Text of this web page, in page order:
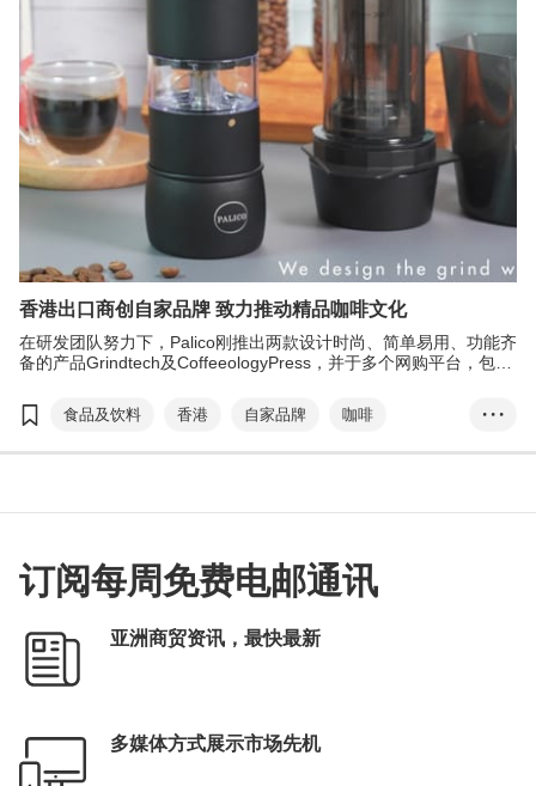
香港出口商创自家品牌 致力推动精品咖啡文化
在研发团队努力下，Palico刚推出两款设计时尚、简单易用、功能齐
备的产品Grindtech及CoffeeologyPress，并于多个网购平台，包括
城合作的跨境电商平台上架，以及藉网购平台开拓日本和韩国市
场。
食品及饮料 香港 自家品牌
咖啡
Palico
T-box升级转型计划
香港设计廊
• • •
订阅每周免费电邮通讯
亚洲商贸资讯，最快最新
多媒体方式展示市场先机